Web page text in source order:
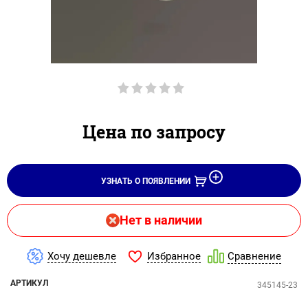
Цена по запросу
УЗНАТЬ О ПОЯВЛЕНИИ
Нет в наличии
Хочу дешевле Избранное Сравнение
АРТИКУЛ
345145-23